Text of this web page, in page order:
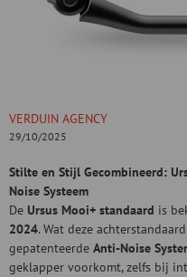
VERDUIN AGENCY
29/10/2025
Stilte en Stijl Gecombineerd:
Noise Systeem
De Ursus Mooi+ standaard is
2024. Wat deze
gepatenteerde Anti-Noise
geklapper voorkomt, zelfs bij